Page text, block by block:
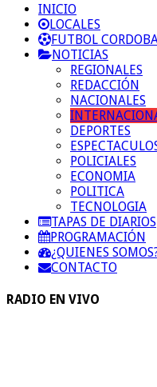
INICIO
LOCALES
FUTBOL
NOTICIAS
REGIONALES
REDACCIÓN
NACIONALES
DEPORTES
POLICIALES
ECONOMIA
POLITICA
TECNOLOGIA
TAPAS DE DIARIOS
PROGRAMACIÓN
¿QUIENES
CONTACTO
RADIO EN VIVO